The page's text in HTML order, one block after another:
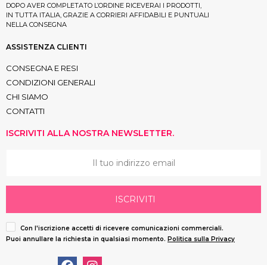
DOPO AVER COMPLETATO L’ORDINE RICEVERAI I PRODOTTI,
IN TUTTA ITALIA, GRAZIE A CORRIERI AFFIDABILI E PUNTUALI
NELLA CONSEGNA
ASSISTENZA CLIENTI
CONSEGNA E RESI
CONDIZIONI GENERALI
CHI SIAMO
CONTATTI
ISCRIVITI ALLA NOSTRA NEWSLETTER.
ISCRIVITI
Con l'iscrizione accetti di ricevere comunicazioni commerciali.
Puoi annullare la richiesta in qualsiasi momento. Politica sulla Privacy